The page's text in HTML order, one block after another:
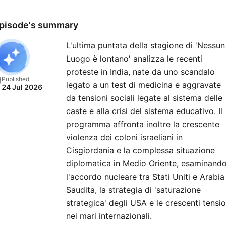
summary
Published
24 Jul 2026
L'ultima puntata della stagione di 'Nessun
Luogo è lontano' analizza le recenti
proteste in India, nate da uno scandalo
legato a un test di medicina e aggravate
da tensioni sociali legate al sistema delle
caste e alla crisi del sistema educativo. Il
programma affronta inoltre la crescente
violenza dei coloni israeliani in
Cisgiordania e la complessa situazione
diplomatica in Medio Oriente,
l'accordo nucleare tra Stati Uniti e Arabia
Saudita, la strategia di 'saturazione
strategica' degli USA e le crescenti
nei mari internazionali.